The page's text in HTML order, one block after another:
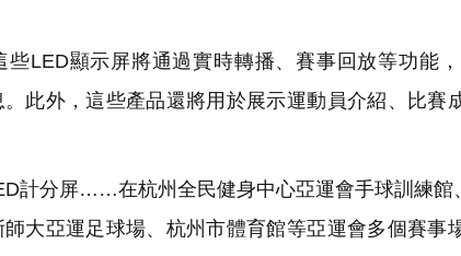
LED顯示屏將通過實時轉播、賽事回放等功能
此外，這些產品還將用於展示運動員介紹、比賽
計分屏……在杭州全民健身中心亞運會手球訓練館
大亞運足球場、杭州市體育館等亞運會多個賽事